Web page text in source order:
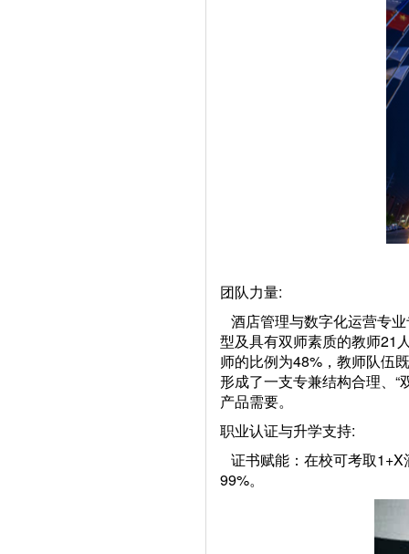
团队力量:
酒店管理与数字化运营专
型及具有双师素质的教师21
师的比例为48%，教师队伍
形成了一支专兼结构合理、
产品需要。
职业认证与升学支持:
证书赋能：在校可考取
99%。